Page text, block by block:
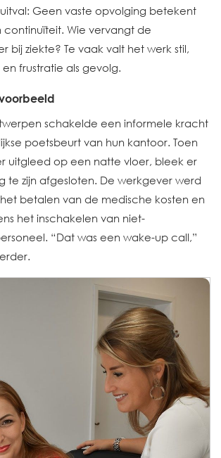
Geen vaste opvolging betekent
continuïteit. Wie vervangt de
bij ziekte? Te vaak valt het werk stil,
frustratie als gevolg.
schakelde een informele kracht
poetsbeurt van hun kantoor. Toen
uitgleed op een natte vloer, bleek er
te zijn afgesloten. De werkgever werd
betalen van de medische kosten en
het inschakelen van niet-
“Dat was een wake-up call,”